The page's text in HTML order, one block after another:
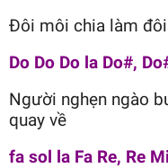
Đôi môi chia làm
Do Do Do la Do#,
Người nghẹn ngào
quay về
fa sol la Fa Re, Re